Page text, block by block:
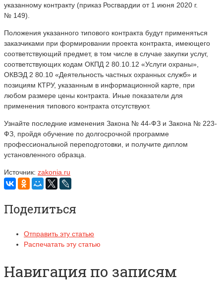
указанному контракту (приказ Росгвардии от 1 июня 2020 г.
№ 149).
Положения указанного типового контракта будут применяться
заказчиками при формировании проекта контракта, имеющего
соответствующий предмет, в том числе в случае закупки услуг,
соответствующих кодам ОКПД 2 80.10.12 «Услуги охраны»,
ОКВЭД 2 80.10 «Деятельность частных охранных служб» и
позициям КТРУ, указанным в информационной карте, при
любом размере цены контракта. Иные показатели для
применения типового контракта отсутствуют.
Узнайте последние изменения Закона № 44-ФЗ и Закона № 223-
ФЗ, пройдя обучение по долгосрочной программе
профессиональной переподготовки, и получите диплом
установленного образца.
Источник: zakonia.ru
Поделиться
Отправить эту статью
Распечатать эту статью
Навигация по записям